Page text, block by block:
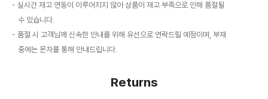
실시간 재고 연동이 이루어지지 않아 상품이 재고 부족으로 인해 품절될
수 있습니다.
품절 시 고객님께 신속한 안내를 위해 유선으로 연락드릴 예정이며, 부재
중에는 문자를 통해 안내드립니다.
Returns